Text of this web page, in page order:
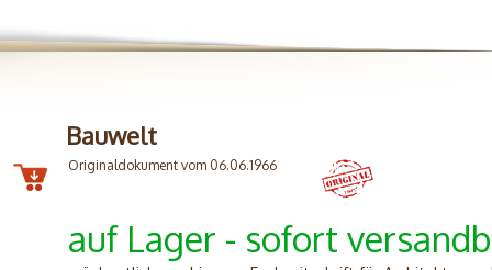
Bauwelt
Originaldokument vom 06.06.1966
auf Lager - sofort